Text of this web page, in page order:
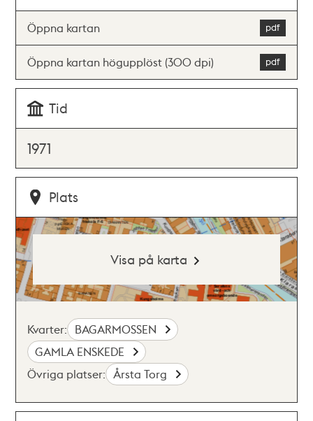
Öppna kartan
Öppna kartan högupplöst (300 dpi)
Tid
1971
Plats
Visa på karta
Kvarter: BAGARMOSSEN
GAMLA ENSKEDE
Övriga platser: Årsta Torg